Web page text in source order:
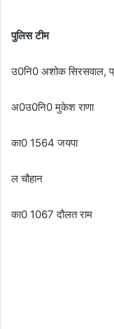
पुलिस टीम
उ0नि0 अशोक सिरसवाल,
अ0उ0नि0 मुकेश राणा
का0 1564 जयपा
ल चौहान
का0 1067 दौलत राम